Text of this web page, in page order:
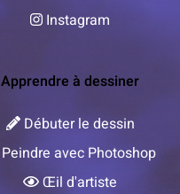
Instagram
Apprendre à dessiner
Débuter le dessin
Peindre avec Photoshop
Œil d'artiste